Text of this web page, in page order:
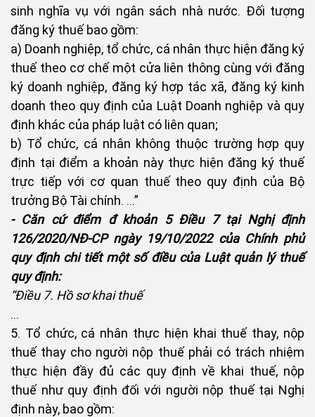
sinh nghĩa vụ với ngân sách nhà nước. Đối tượng
đăng ký thuế bao gồm:
a) Doanh nghiệp, tổ chức, cá nhân thực hiện đăng ký
thuế theo cơ chế một cửa liên thông cùng với đăng
ký doanh nghiệp, đăng ký hợp tác xã, đăng ký kinh
doanh theo quy định của Luật Doanh nghiệp và quy
định khác của pháp luật có liên quan;
b) Tổ chức, cá nhân không thuộc trường hợp quy
định tại điểm a khoản này thực hiện đăng ký thuế
trực tiếp với cơ quan thuế theo quy định của Bộ
trưởng Bộ Tài chính. …”
- Căn cứ điểm đ khoản 5 Điều 7 tại Nghị định
126/2020/NĐ-CP ngày 19/10/2022 của Chính phủ
quy định chi tiết một số điều của Luật quản lý thuế
quy định:
“Điều 7. Hồ sơ khai thuế
…
5. Tổ chức, cá nhân thực hiện khai thuế thay, nộp
thuế thay cho người nộp thuế phải có trách nhiệm
thực hiện đầy đủ các quy định về khai thuế, nộp
thuế như quy định đối với người nộp thuế tại Nghị
định này, bao gồm: